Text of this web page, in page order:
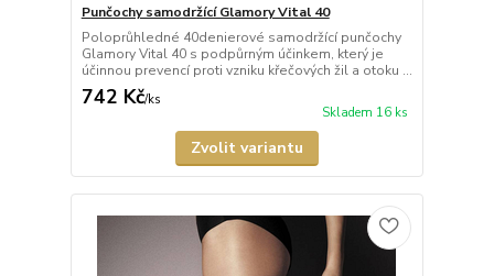
Punčochy samodržící Glamory Vital 40
Poloprůhledné 40denierové samodržící punčochy
Glamory Vital 40 s podpůrným účinkem, který je
účinnou prevencí proti vzniku křečových žil a otoku ...
742 Kč/ks
Skladem 16 ks
Zvolit variantu